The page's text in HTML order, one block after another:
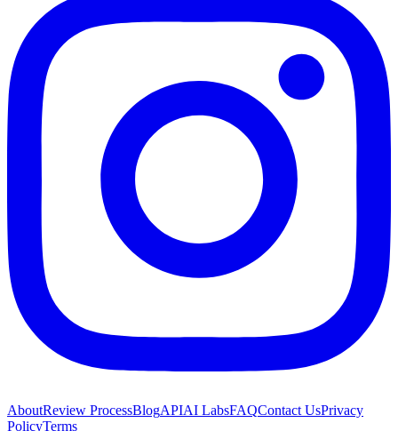
AboutReview ProcessBlogAPIAI LabsFAQContact UsPrivacy
PolicyTerms